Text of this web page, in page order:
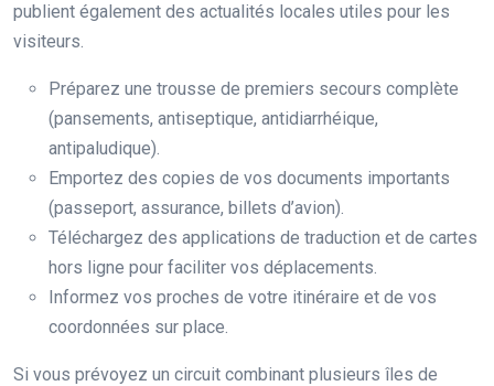
publient également des actualités locales utiles pour les
visiteurs.
Préparez une trousse de premiers secours complète
(pansements, antiseptique, antidiarrhéique,
antipaludique).
Emportez des copies de vos documents importants
(passeport, assurance, billets d’avion).
Téléchargez des applications de traduction et de cartes
hors ligne pour faciliter vos déplacements.
Informez vos proches de votre itinéraire et de vos
coordonnées sur place.
Si vous prévoyez un circuit combinant plusieurs îles de